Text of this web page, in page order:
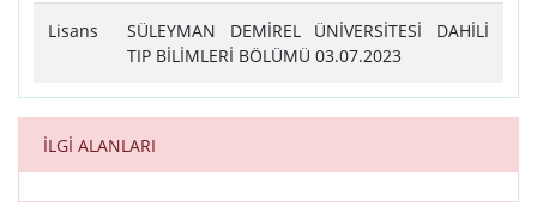
Lisans
SÜLEYMAN DEMİREL ÜNİVERSİTESİ DAHİLİ
TIP BİLİMLERİ BÖLÜMÜ 03.07.2023
İLGİ ALANLARI